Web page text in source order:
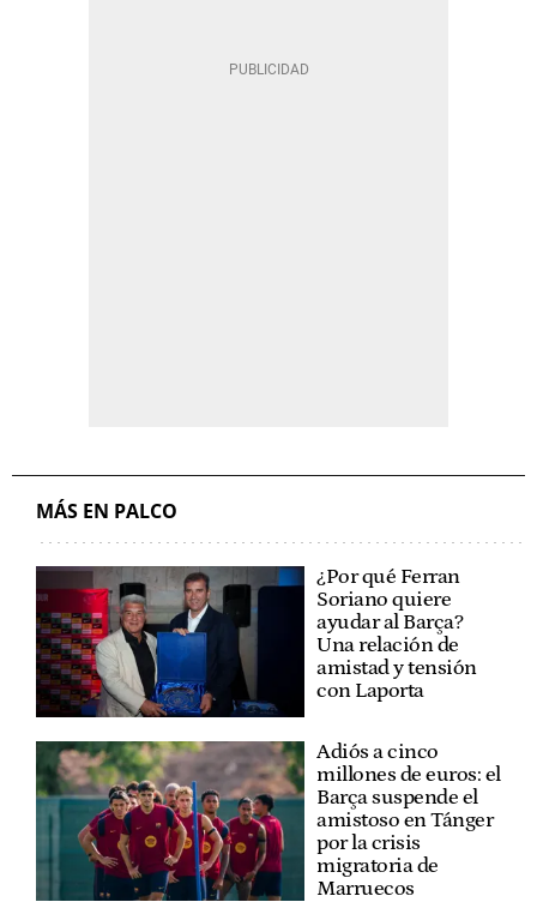
MÁS EN PALCO
¿Por qué Ferran
Soriano quiere
ayudar al Barça?
Una relación de
amistad y tensión
con Laporta
Adiós a cinco
millones de euros: el
Barça suspende el
amistoso en Tánger
por la crisis
migratoria de
Marruecos